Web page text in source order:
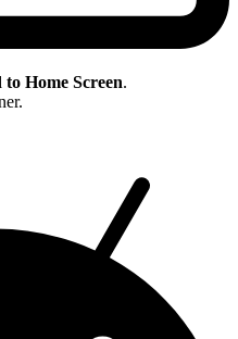
to Home Screen.